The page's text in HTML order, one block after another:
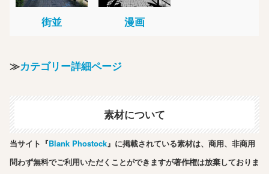
街並 漫画
≫カテゴリー詳細ページ
素材について
当サイト『Blank Phostock』に掲載されている素材は、商用、非商用
問わず無料でご利用いただくことができますが著作権は放棄しておりま